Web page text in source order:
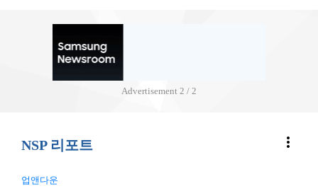
Advertisement 2 / 2
NSP 리포트 more_vert
업앤다운